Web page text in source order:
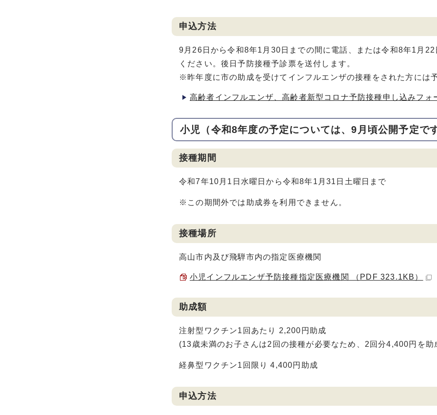
申込方法
9月26日から令和8年1月30日までの間に電話、または令和8年1月
ください。後日予防接種予診票を送付します。
※昨年度に市の助成を受けてインフルエンザの接種をされた方には
高齢者インフルエンザ、高齢者新型コロナ予防接種申し込みフォ
小児（令和8年度の予定については、9月頃公開予定です
接種期間
令和7年10月1日水曜日から令和8年1月31日土曜日まで
※この期間外では助成券を利用できません。
接種場所
高山市内及び飛騨市内の指定医療機関
小児インフルエンザ予防接種指定医療機関 （PDF 323.1KB）
助成額
注射型ワクチン1回あたり 2,200円助成
(13歳未満のお子さんは2回の接種が必要なため、2回分4,400円を助
経鼻型ワクチン1回限り 4,400円助成
申込方法